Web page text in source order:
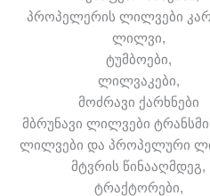
პროპელერის ლილვები
ლილვი,
ტუმბოები,
ლილვაკები,
მოძრავი ქარხნები
მბრუნავი ლილვები
ლილვები და პროპელური
მტვრის წინააღმდეგ,
ტრაქტორები,